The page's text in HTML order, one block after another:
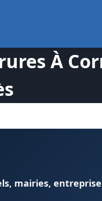
À
mairies,